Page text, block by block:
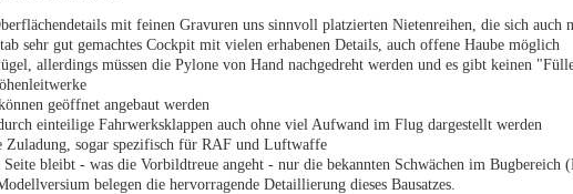
mit feinen Gravuren uns sinnvoll platzierten Nietenreihen, die sich auch
sehr gut gemachtes Cockpit mit vielen erhabenen Details, auch offene Haube möglich
allerdings müssen die Pylone von Hand nachgedreht werden und es gibt keinen
geöffnet angebaut werden
einteilige Fahrwerksklappen auch ohne viel Aufwand im Flug dargestellt werden
Zuladung, sogar spezifisch für RAF und Luftwaffe
bleibt - was die Vorbildtreue angeht - nur die bekannten Schwächen im Bugbereich
belegen die hervorragende Detaillierung dieses Bausatzes.